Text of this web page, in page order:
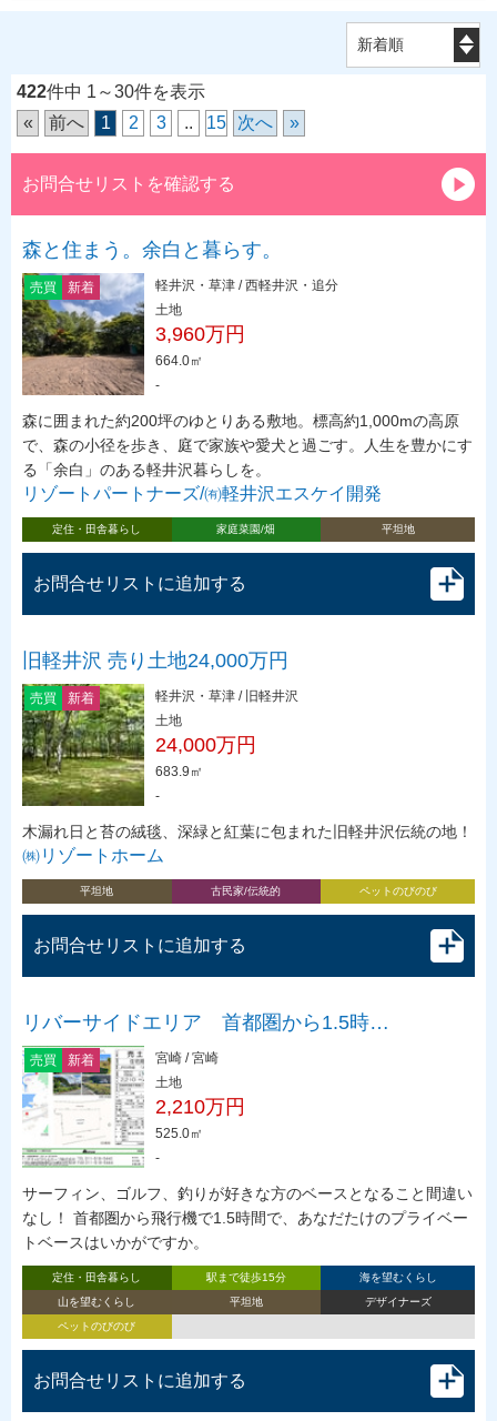
422件中 1～30件を表示
«
前へ 1 2 3 .. 15 次へ »
お問合せリストを確認する
森と住まう。余白と暮らす。
売買 新着
軽井沢・草津 / 西軽井沢・追分
土地
3,960万円
664.0㎡
-
森に囲まれた約200坪のゆとりある敷地。標高約1,000mの高原
で、森の小径を歩き、庭で家族や愛犬と過ごす。人生を豊かにす
る「余白」のある軽井沢暮らしを。
リゾートパートナーズ/㈲軽井沢エスケイ開発
定住・田舎暮らし 家庭菜園/畑 平坦地
お問合せリストに追加する
旧軽井沢 売り土地24,000万円
売買 新着
軽井沢・草津 / 旧軽井沢
土地
24,000万円
683.9㎡
-
木漏れ日と苔の絨毯、深緑と紅葉に包まれた旧軽井沢伝統の地！
㈱リゾートホーム
平坦地 古民家/伝統的 ペットのびのび
お問合せリストに追加する
リバーサイドエリア 首都圏から1.5時…
売買 新着
宮崎 / 宮崎
土地
2,210万円
525.0㎡
-
サーフィン、ゴルフ、釣りが好きな方のベースとなること間違い
なし！ 首都圏から飛行機で1.5時間で、あなだたけのプライベー
トベースはいかがですか。
定住・田舎暮らし 駅まで徒歩15分
海を望むくらし
山を望むくらし
平坦地
デザイナーズ
ペットのびのび
お問合せリストに追加する